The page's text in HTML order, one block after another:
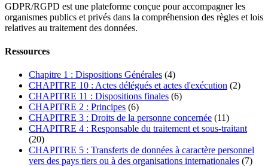
GDPR/RGPD est une plateforme conçue pour accompagner les
organismes publics et privés dans la compréhension des règles et lois
relatives au traitement des données.
Ressources
Chapitre 1 : Dispositions Générales (4)
CHAPITRE 10 : Actes délégués et actes d'exécution (2)
CHAPITRE 11 : Dispositions finales (6)
CHAPITRE 2 : Principes (6)
CHAPITRE 3 : Droits de la personne concernée (11)
CHAPITRE 4 : Responsable du traitement et sous-traitant
(20)
CHAPITRE 5 : Transferts de données à caractère personnel
vers des pays tiers ou à des organisations internationales (7)